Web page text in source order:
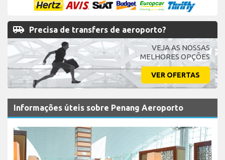
airport_shuttle Precisa de transfers de aeroporto?
VEJA AS NOSSAS
MELHORES OPÇÕES
VER OFERTAS
Informações úteis sobre Penang Aeroporto